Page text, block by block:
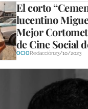
El corto
lucentino
Mejor
de Cine Social
OCIORedacción23/10/2023